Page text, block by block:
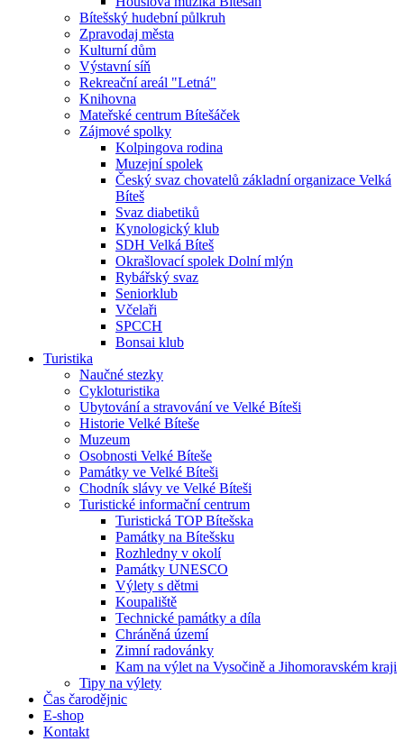
Bítešský hudební půlkruh
Zpravodaj města
Kulturní dům
Výstavní síň
Rekreační areál "Letná"
Knihovna
Mateřské centrum Bítešáček
Zájmové spolky
Kolpingova rodina
Muzejní spolek
Český svaz chovatelů základní organizace Velká
Bíteš
Svaz diabetiků
Kynologický klub
SDH Velká Bíteš
Okrašlovací spolek Dolní mlýn
Rybářský svaz
Seniorklub
Včelaři
SPCCH
Bonsai klub
Turistika
Naučné stezky
Cykloturistika
Ubytování a stravování ve Velké Bíteši
Historie Velké Bíteše
Muzeum
Osobnosti Velké Bíteše
Památky ve Velké Bíteši
Chodník slávy ve Velké Bíteši
Turistické informační centrum
Turistická TOP Bítešska
Památky na Bítešsku
Rozhledny v okolí
Památky UNESCO
Výlety s dětmi
Koupaliště
Technické památky a díla
Chráněná území
Zimní radovánky
Kam na výlet na Vysočině a Jihomoravském kraji
Tipy na výlety
Čas čarodějnic
E-shop
Kontakt